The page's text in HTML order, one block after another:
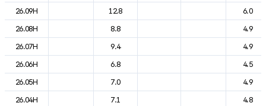
26.09H
12.8
6.0
26.08H
8.8
4.9
26.07H
9.4
4.9
26.06H
6.8
4.5
26.05H
7.0
4.9
26.04H
7.1
4.8